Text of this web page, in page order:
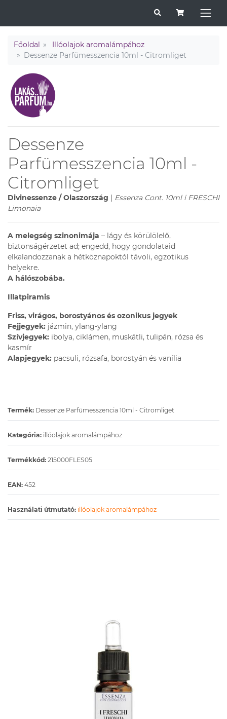
Főoldal
Illóolajok aromalámpához
Dessenze Parfümesszencia 10ml - Citromliget
Dessenze
Parfümesszencia 10ml -
Citromliget
Divinessenze / Olaszország | Essenza Cont. 10ml i FRESCHI
Limonaia
A melegség szinonimája – lágy és körülölelő,
biztonságérzetet ad; engedd, hogy gondolataid
elkalandozzanak a hétköznapoktól távoli, egzotikus
helyekre.
A hálószobába.
Illatpiramis
Friss, virágos, borostyános és ozonikus jegyek
Fejjegyek: jázmin, ylang-ylang
Szívjegyek: ibolya, ciklámen, muskátli, tulipán, rózsa és
kasmír
Alapjegyek: pacsuli, rózsafa, borostyán és vanília
Termék: Dessenze Parfümesszencia 10ml - Citromliget
Kategória: illóolajok aromalámpához
Termékkód: 215000FLES05
EAN: 452
Használati útmutató: illóolajok aromalámpához